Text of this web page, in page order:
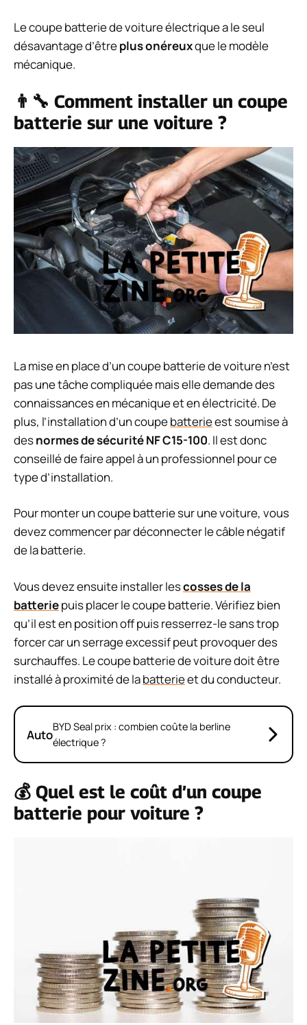
Le coupe batterie de voiture électrique a le seul
désavantage d’êtreplus onéreuxque le modèle
mécanique.
👨‍🔧 Comment installer un coupe
batterie sur une voiture ?
La mise en place d’un coupe batterie de voiture n’est
pas une tâche compliquée mais elle demande des
connaissances en mécanique et en électricité. De
plus, l’installation d’un coupebatterieest soumise à
desnormes de sécurité NF C15-100. Il est donc
conseillé de faire appel à un professionnel pour ce
type d’installation.
Pour monter un coupe batterie sur une voiture, vous
devez commencer par déconnecter le câble négatif
de la batterie.
Vous devez ensuite installer lescosses de la
batteriepuis placer le coupe batterie. Vérifiez bien
qu’il est en position off puis resserrez-le sans trop
forcer car un serrage excessif peut provoquer des
surchauffes. Le coupe batterie de voiture doit être
installé à proximité de labatterieet du conducteur.
AutoBYD Seal prix : combien coûte la berline
électrique ?
💰 Quel est le coût d’un coupe
batterie pour voiture ?